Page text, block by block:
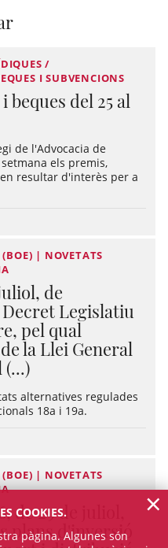
/
I SUBVENCIONS
beques del 25 al
de l'Advocacia de
els premis,
resultar d'interès per a
| NOVETATS
de
Legislatiu
pel qual
la Llei General
(...)
alternatives regulades
18a i 19a.
| NOVETATS
de 29 de juliol,
plans d'inversió
COOKIES.
pàgina. Algunes són
×